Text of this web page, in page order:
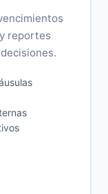
reportes